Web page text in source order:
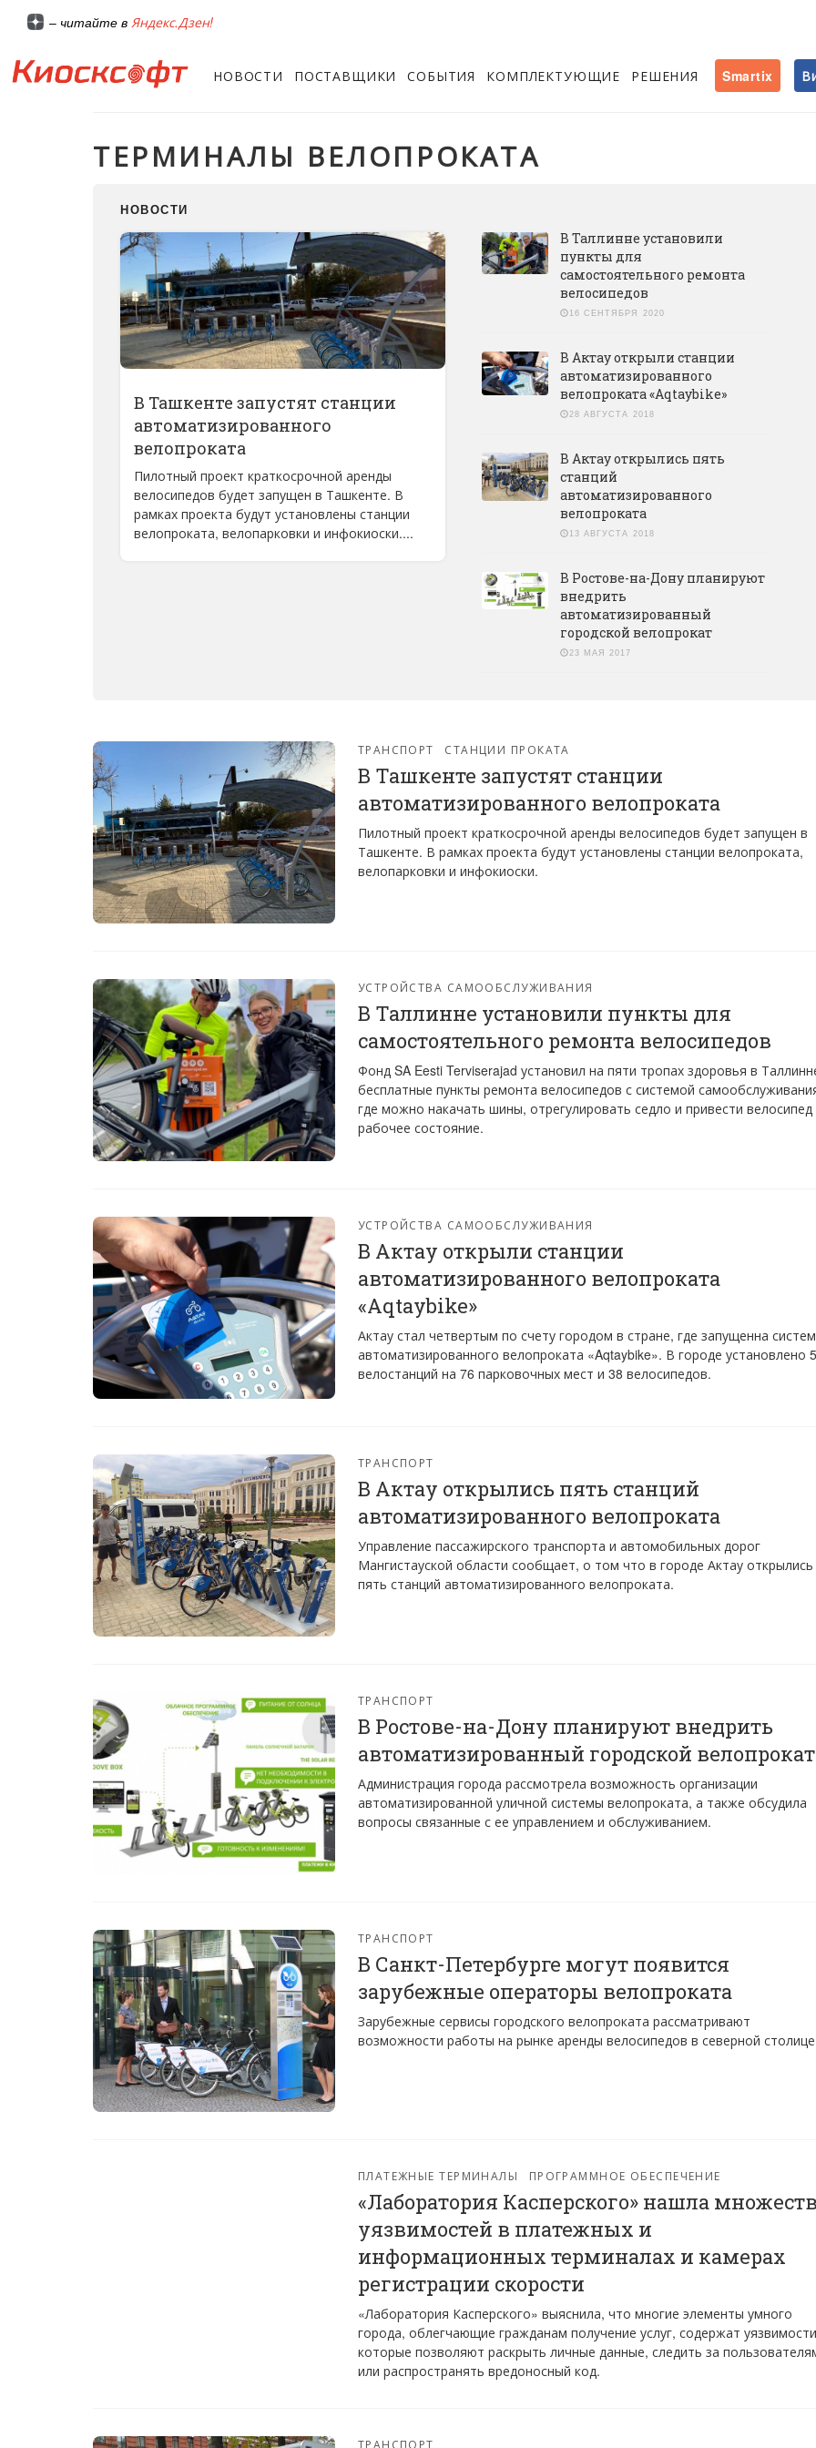
– читайте в Яндекс.Дзен!
НОВОСТИ ПОСТАВЩИКИ СОБЫТИЯ КОМПЛЕКТУЮЩИЕ РЕШЕНИЯ Smartix
ТЕРМИНАЛЫ ВЕЛОПРОКАТА
НОВОСТИ
В Ташкенте запустят станции
автоматизированного
велопроката
Пилотный проект краткосрочной аренды
велосипедов будет запущен в Ташкенте. В
рамках проекта будут установлены станции
велопроката, велопарковки и инфокиоски....
В Таллинне установили
пункты для
самостоятельного ремонта
велосипедов
16 СЕНТЯБРЯ 2020
В Актау открыли станции
автоматизированного
велопроката «Aqtaybike»
28 АВГУСТА 2018
В Актау открылись пять
станций
автоматизированного
велопроката
13 АВГУСТА 2018
В Ростове-на-Дону планируют
внедрить
автоматизированный
городской велопрокат
23 МАЯ 2017
ТРАНСПОРТ СТАНЦИИ ПРОКАТА
В Ташкенте запустят станции
автоматизированного велопроката
Пилотный проект краткосрочной аренды велосипедов будет запущен в
Ташкенте. В рамках проекта будут установлены станции велопроката,
велопарковки и инфокиоски.
УСТРОЙСТВА САМООБСЛУЖИВАНИЯ
В Таллинне установили пункты для
самостоятельного ремонта велосипедов
Фонд SA Eesti Terviserajad установил на пяти тропах здоровья в
бесплатные пункты ремонта велосипедов с системой
где можно накачать шины, отрегулировать седло и привести велосипед
рабочее состояние.
УСТРОЙСТВА САМООБСЛУЖИВАНИЯ
В Актау открыли станции
автоматизированного велопроката
«Aqtaybike»
Актау стал четвертым по счету городом в стране, где запущенна
автоматизированного велопроката «Aqtaybike». В городе установлено 5
велостанций на 76 парковочных мест и 38 велосипедов.
ТРАНСПОРТ
В Актау открылись пять станций
автоматизированного велопроката
Управление пассажирского транспорта и автомобильных дорог
Мангистауской области сообщает, о том что в городе Актау открылись
пять станций автоматизированного велопроката.
ТРАНСПОРТ
В Ростове-на-Дону планируют внедрить
автоматизированный городской велопрокат
Администрация города рассмотрела возможность организации
автоматизированной уличной системы велопроката, а также обсудила
вопросы связанные с ее управлением и обслуживанием.
ТРАНСПОРТ
В Санкт-Петербурге могут появится
зарубежные операторы велопроката
Зарубежные сервисы городского велопроката рассматривают
возможности работы на рынке аренды велосипедов в северной
ПЛАТЕЖНЫЕ ТЕРМИНАЛЫ ПРОГРАММНОЕ ОБЕСПЕЧЕНИЕ
«Лаборатория Касперского» нашла
уязвимостей в платежных и
информационных терминалах и камерах
регистрации скорости
«Лаборатория Касперского» выяснила, что многие элементы умного
города, облегчающие гражданам получение услуг, содержат
которые позволяют раскрыть личные данные, следить за
или распространять вредоносный код.
ТРАНСПОРТ